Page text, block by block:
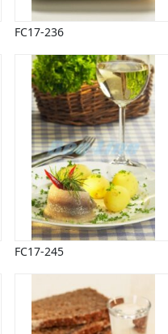
FC17-236
FC17-245